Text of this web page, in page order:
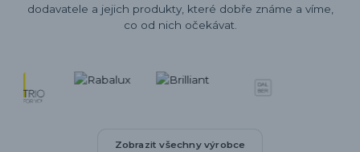
dodavatele a jejich produkty, které dobře známe a víme,
co od nich očekávat.
Zobrazit všechny výrobce